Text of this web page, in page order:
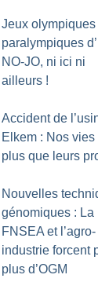
Jeux olympiques
paralympiques
NO-JO, ni ici ni
ailleurs !
Accident de
Elkem : Nos
plus que leurs
Nouvelles
génomiques : La
FNSEA et l’agro-
industrie forcent
plus d’OGM